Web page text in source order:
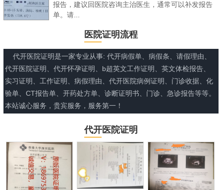
报告，建议回医院咨询主治医生，通常可以补发报告
单。请...
医院证明流程
代开医院证明是一家专业从事: 代开病假单、病假条、请假理由、
代开医院证明、代开怀孕证明、b超英文工作证明、英文体检报告、
实习证明、工作证明、病假理由、代开医院病例证明、门诊收据、化
验单、CT报告单、开药处方单、诊断证明书、门诊、急诊报告等等。
本站诚心服务，贵宾服务，服务第一！
代开医院证明